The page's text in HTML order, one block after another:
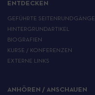
ENTDECKEN
GEFÜHRTE SEITENRUNDGÄNGE
HINTERGRUNDARTIKEL
BIOGRAFIEN
KURSE / KONFERENZEN
EXTERNE LINKS
ANHÖREN / ANSCHAUEN